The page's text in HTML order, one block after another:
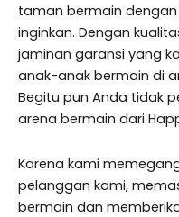
taman bermain
inginkan. Dengan
jaminan garansi yang
anak-anak bermain di
Begitu pun Anda tidak
arena bermain dari
Karena kami
pelanggan kami,
bermain dan